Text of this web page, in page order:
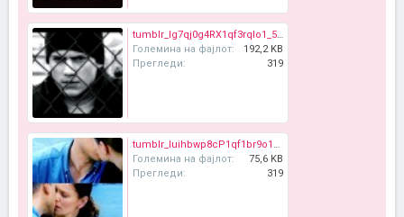
tumblr_lg7qj0g4RX1qf3rqlo1_500_large.png
Големина на фајлот:
192,2 KB
Прегледи:
319
tumblr_luihbwp8cP1qf1br9o1_400_large.jpg
Големина на фајлот:
75,6 KB
Прегледи:
319